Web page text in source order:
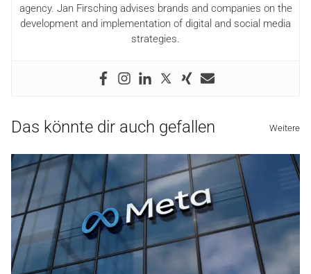
agency. Jan Firsching advises brands and companies on the
development and implementation of digital and social media
strategies.
Das könnte dir auch gefallen Weitere